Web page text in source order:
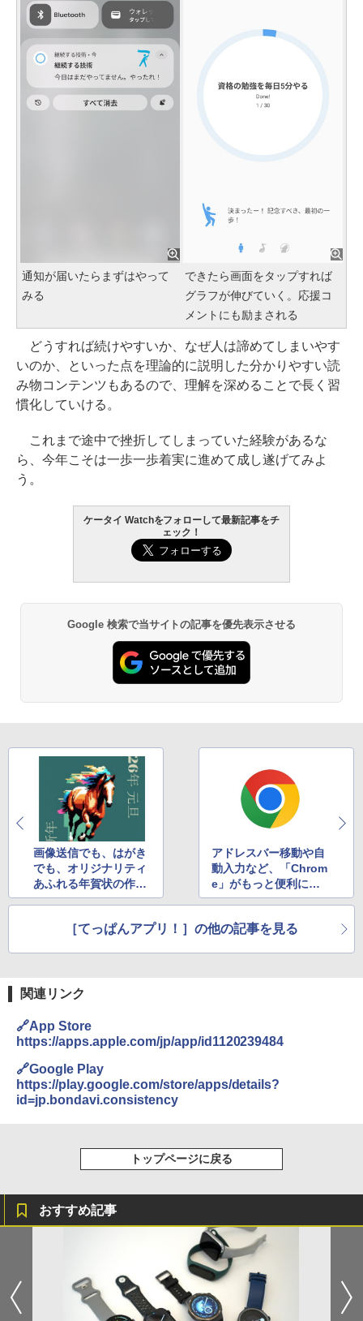
通知が届いたらまずはやって
みる
できたら画面をタップすれば
グラフが伸びていく。応援コ
メントにも励まされる
どうすれば続けやすいか、なぜ人は諦めてしまいやす
いのか、といった点を理論的に説明した分かりやすい読
み物コンテンツもあるので、理解を深めることで長く習
慣化していける。
これまで途中で挫折してしまっていた経験があるな
ら、今年こそは一歩一歩着実に進めて成し遂げてみよ
う。
ケータイ Watchをフォローして最新記事をチ
ェック！
Google 検索で当サイトの記事を優先表示させる
画像送信でも、はがき
でも、オリジナリティ
あふれる年賀状の作成
は「Microsoft Design
アドレスバー移動や自
動入力など、「Chrom
e」がもっと便利にな
るカスタマイズ機能3
［てっぱんアプリ！］の他の記事を見る
関連リンク
🔗App Store
https://apps.apple.com/jp/app/id1120239484
🔗Google Play
https://play.google.com/store/apps/details?
id=jp.bondavi.consistency
トップページに戻る
おすすめ記事